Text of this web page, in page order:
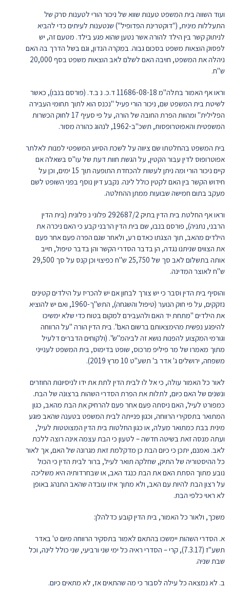
ועוד השווה בית המשפט טענות שווא של ניכור הורי לטענות סרק של
התעללות מינית, ("דוקטרינת הפדופיל") שנטענות לעיתים כדי להביא
לניתוק קשר בין הילד להורה אשר נטען שהוא פגע בילד. מטעם זה, יש
לפסוק הוצאות משפט בסכום גבוה. במקרה הנדון, וגם בשל הדרך בה האם
ניהלה את המשפט, חויבה האם לשלם לאב הוצאות משפט בסף 20,000
ש"ח.
וראו אף האמור בתלה"מ 11686-08-18 ד.כ. נ ב.ד. (פורסם בנבו), כאשר
לשיטת בית המשפט שם, ניכור הורי פעיל "נכנס הוא לתוך תחומי העבירה
הפלילית" ומהוות הפרת החובה של הורה, על פי סעיף 17 לחוק הכשרות
המשפטית והאפוטרופסות, תשכ"ב-1962, לנהוג כהורה מסור.
בית המשפט בהחלטתו שם ציווה על לשכת הסיוע המשפטי למנות לאלתר
אפוטרופוס לדין עבור הקטין, על הגשת חוות דעת של עו"ס בשאלה אם
קיים ניכור הורי ומה ניתן לעשות להכחדת התופעה תוך 15 ימים, וכן על
חידוש הקשר בין האם לקטין כולל לינה. נקבע דיון נוסף בפני השופט לשם
מעקב בתום חמישה שבועות ממתן ההחלטה.
וראו אף החלטת בית הדין בתיק 292687/2 פלוני נ פלונית (בית הדין
הרבני, נתניה), פורסם בנבו, שם בית הדין הרבני קבע כי האם ניכרה את
הילדים מהאב, תוך הצגתו כאדם רע, ולאחר שגם הפרה פעם אחר פעם
את הצווים שניתנו נגדה, הן בדבר הסדרי הקשר והן בדבר טיפול, חייב
אותה בתשלום לאב סך של 25,750 ש"ח כפיצוי וכן קנס על סך 29,500
ש"ח לאוצר המדינה.
והוסיף בית הדין וסבר כי יש צורך לבחון אם יש להכריז על הילדים קטינים
נזקקים, על פי חוק הנוער (טיפול והשגחה), התש"ך-1960, ואם יש להוציא
את הילדים "מתחת יד האם ולהעבירם למקום בטוח כדי שלא ימשיכו
להיפגע נפשית מהימצאותם ברשום האם". בית הדין הורה "על הרווחה
וגורמי המקצוע להפנות נושא זה לביהמ"ש". (ולקוחים הדברים דלעיל
מתוך מאמרו של מר פיליפ מרכוס, שופט בדימוס, בית המשפט לענייני
משפחה, ירושלים ג' אדר ב' תשע"ט 10 מרץ 2019).
לאור כל האמור עולה, כי אל לו לבית הדין לתת את ידו לניסיונות החוזרים
ונשנים של האם כיום, לתלות את הפרת הסדרי השהות ברצונה של הבת.
כמפורט לעיל, האם ניסתה פעם אחר פעם להרחיק את הבת מהאב, כגון
המתואר בתסקירי הרווחה, וכגון פנייתה לבית המשפט בטענה שהאב פוגע
מינית בבת כמתואר מעלה, או כגון החלטות בית הדין המצוטטות לעיל,
ועתה מנסה זאת בשיטה חדשה – לטעון כי הבת עצמה אינה רוצה ללכת
לאב. ואמנם, יתכן כי כיום הבת כן מדקלמת זאת מגרונה של האם, אך לאור
כל ההיסטוריה של התיק, שחלקה תואר לעיל, ברור לבית הדין כי הכול
נובע מתוך הסתת האם את הבת כנגד האב, או שבחרדותיה היא משליכה
על רצון הבת להיות עם האב, ולא מתוך איזו עובדה שהאב התנהג באופן
לא ראוי כלפי הבת.
משכך, ולאור כל האמור, בית הדין קובע כדלהלן:
א. הסדרי השהות יימשכו בהתאם לאמור בתסקיר הרווחה מיום ט' באדר
תשע"ז (7.3.17), קרי – הסדרי ראיה כל ימי שני ורביעי, שני כולל לינה, וכל
שבת שניה.
ב. לא נמצאה כל עילה לסבור כי מה שהתאים אז, לא מתאים כיום.